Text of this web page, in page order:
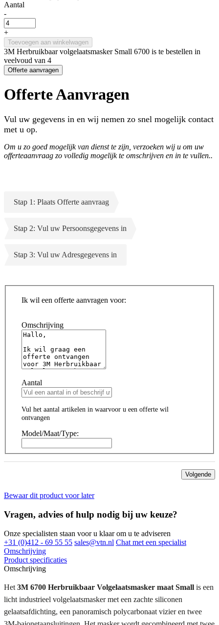
Aantal
-
+
Toevoegen aan winkelwagen
3M Herbruikbaar volgelaatsmasker Small 6700 is te bestellen in
veelvoud van 4
Offerte aanvragen
Offerte Aanvragen
Vul uw gegevens in en wij nemen zo snel mogelijk contact
met u op.
Om u zo goed mogelijk van dienst te zijn, verzoeken wij u om uw
offerteaanvraag zo volledig mogelijk te omschrijven en in te vullen..
Stap 1: Plaats Offerte aanvraag
Stap 2: Vul uw Persoonsgegevens in
Stap 3: Vul uw Adresgegevens in
Ik wil een offerte aanvragen voor:
Omschrijving
Aantal
Vul het aantal artikelen in waarvoor u een offerte wil
ontvangen
Model/Maat/Type:
Volgende
Bewaar dit product voor later
Vragen, advies of hulp nodig bij uw keuze?
Onze specialisten staan voor u klaar om u te adviseren
+31 (0)412 - 69 55 55 sales@vtn.nl Chat met een specialist
Omschrijving
Product specificaties
Omschrijving
Het 3M 6700 Herbruikbaar Volgelaatsmasker maat Small is een
licht industrieel volgelaatsmasker met een zachte siliconen
gelaatsafdichting, een panoramisch polycarbonaat vizier en twee